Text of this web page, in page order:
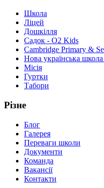
Школа
Ліцей
Дошкілля
Садок - O2 Kids
Cambridge Primary &
Нова українська
Місія
Гуртки
Табори
Різне
Блог
Галерея
Переваги школи
Документи
Команда
Вакансії
Контакти